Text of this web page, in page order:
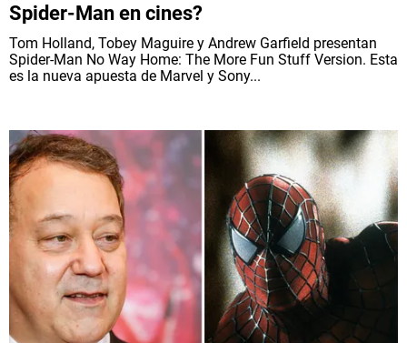
Spider-Man en cines?
Tom Holland, Tobey Maguire y Andrew Garfield presentan
Spider-Man No Way Home: The More Fun Stuff Version. Esta
es la nueva apuesta de Marvel y Sony...